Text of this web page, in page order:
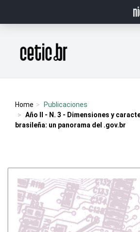
Página inicial
Home
Publicaciones
Año II - N. 3 - Dimensiones y
brasileña: un panorama del .gov.br